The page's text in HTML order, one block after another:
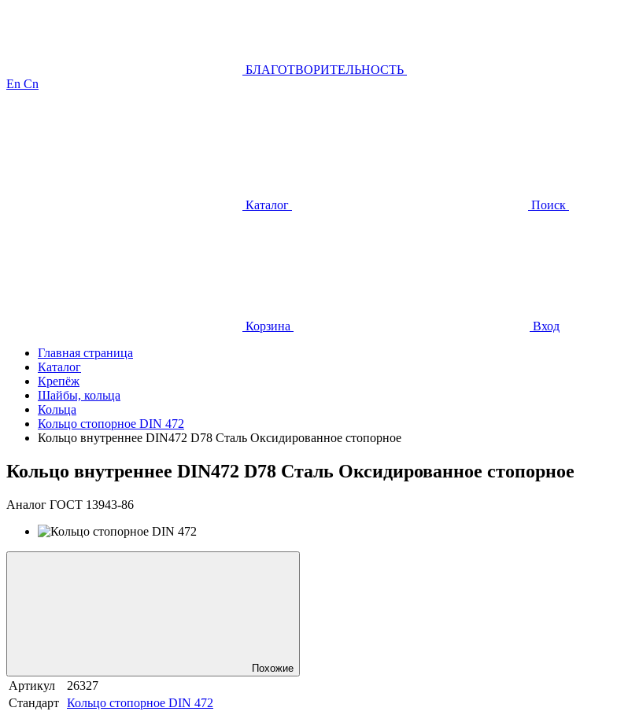
БЛАГОТВОРИТЕЛЬНОСТЬ
En Cn
Каталог Поиск
Корзина
Вход
Главная страница
Каталог
Крепёж
Шайбы, кольца
Кольца
Кольцо стопорное DIN 472
Кольцо внутреннее DIN472 D78 Сталь Оксидированное стопорное
Кольцо внутреннее DIN472 D78 Сталь Оксидированное стопорное
Аналог ГОСТ 13943-86
Похожие
Артикул
26327
Стандарт Кольцо стопорное DIN 472